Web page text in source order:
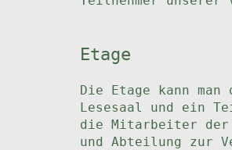
Etage
Die Etage kann
Lesesaal und ein
die Mitarbeiter der
und Abteilung zur